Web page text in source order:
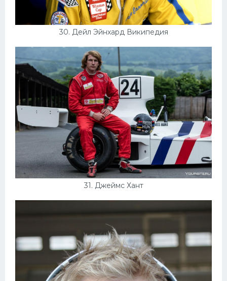
30. Дейл Эйнхард Википедия
31. Джеймс Хант